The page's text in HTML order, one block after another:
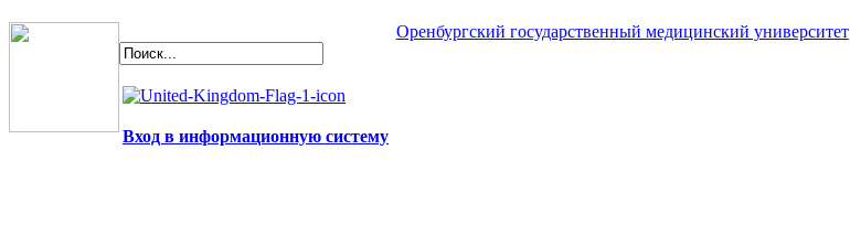
Оренбургский государственный медицинский университет
Вход в информационную систему